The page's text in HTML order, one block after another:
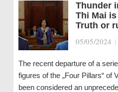
Thunder
Thi Mai
Truth or
05/05/2024 |
The recent departure of a
figures of the „Four Pillars“ of
been considered an